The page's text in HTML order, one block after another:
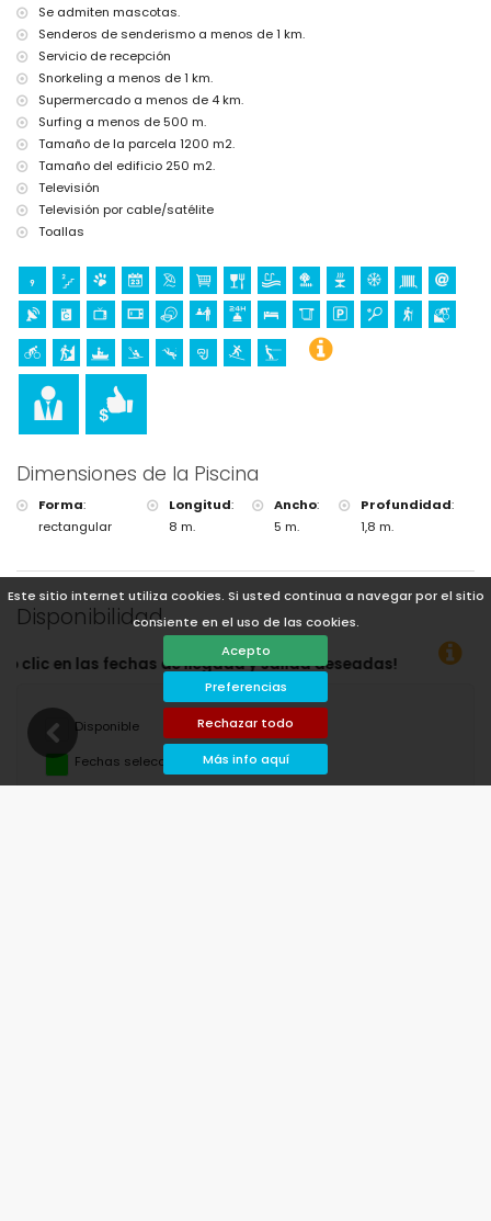
Este sitio internet utiliza cookies. Si usted continua a navegar por el sitio
consiente en el uso de las cookies.
Acepto
Preferencias
Rechazar todo
Más info aquí
iglesia (a menos de 5 kilómetros del alojamiento)
Actividades deportivas
tenis, senderismo, ciclismo de montaña, ciclismo, escalada,
canoeing, kayaking, buceo, esnórquel, surf y esquí acuático (a menos
de 1000 metros de la vivienda)
Se admiten mascotas.
Senderos de senderismo a menos de 1 km.
Servicio de recepción
Snorkeling a menos de 1 km.
Supermercado a menos de 4 km.
Surfing a menos de 500 m.
Tamaño de la parcela 1200 m2.
Tamaño del edificio 250 m2.
Televisión
Televisión por cable/satélite
Toallas
Dimensiones de la Piscina
Forma:
rectangular
Longitud:
8 m.
Ancho:
5 m.
Profundidad:
1,8 m.
Disponibilidad
y salida deseadas!
Disponible
Fechas seleccionadas